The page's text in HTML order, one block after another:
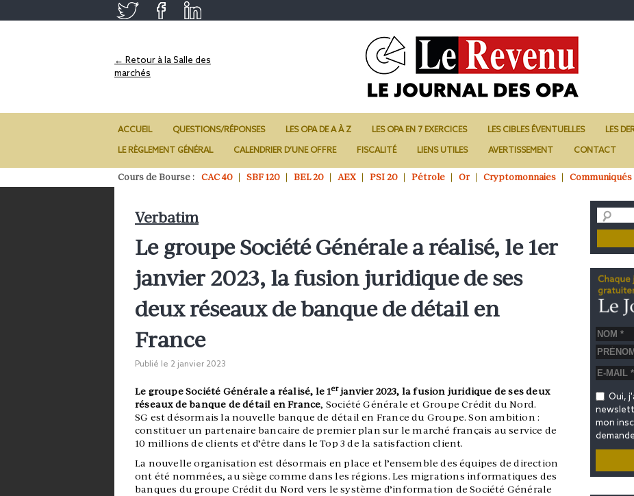
← Retour à la Salle des
marchés
ACCUEIL QUESTIONS/RÉPONSES LES OPA DE A À Z LES OPA EN 7 EXERCICES LES CIBLES ÉVENTUELLES LES
LE RÈGLEMENT GÉNÉRAL CALENDRIER D’UNE OFFRE FISCALITÉ LIENS UTILES AVERTISSEMENT CONTACT
Cours de Bourse : CAC 40 SBF 120 BEL 20 AEX PSI 20 Pétrole Or Cryptomonnaies Communiqués
Verbatim
Le groupe Société Générale a réalisé, le 1er
janvier 2023, la fusion juridique de ses
deux réseaux de banque de détail en
France
Publié le 2 janvier 2023
Le groupe Société Générale a réalisé, le 1erjanvier 2023, la fusion juridique de ses deux
réseaux de banque de détail en France, Société Générale et Groupe Crédit du Nord.
SG est désormais la nouvelle banque de détail en France du Groupe. Son ambition :
constituer un partenaire bancaire de premier plan sur le marché français au service de
10 millions de clients et d’être dans le Top 3 de la satisfaction client.
La nouvelle organisation est désormais en place et l’ensemble des équipes de direction
ont été nommées, au siège comme dans les régions. Les migrations informatiques des
banques du groupe Crédit du Nord vers le système d’information de Société Générale
Oui,
mon